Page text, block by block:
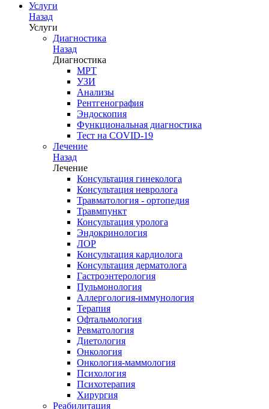
Услуги
Назад
Услуги
Диагностика
Назад
Диагностика
МРТ
УЗИ
Анализы
Рентгенография
Эндоскопия
Функциональная диагностика
Тест на COVID-19
Лечение
Назад
Лечение
Консультация гинеколога
Консультация невролога
Травматология - ортопедия
Травмпункт
Консультация уролога
Эндокринология
ЛОР
Консультация кардиолога
Консультация дерматолога
Гастроэнтерология
Пульмонология
Аллергология-иммунология
Терапия
Офтальмология
Ревматология
Диетология
Онкология
Онкология-маммология
Психология
Психотерапия
Хирургия
Реабилитация